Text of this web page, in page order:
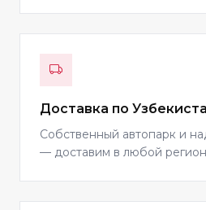
Доставка по
Собственный автопарк и
— доставим в любой